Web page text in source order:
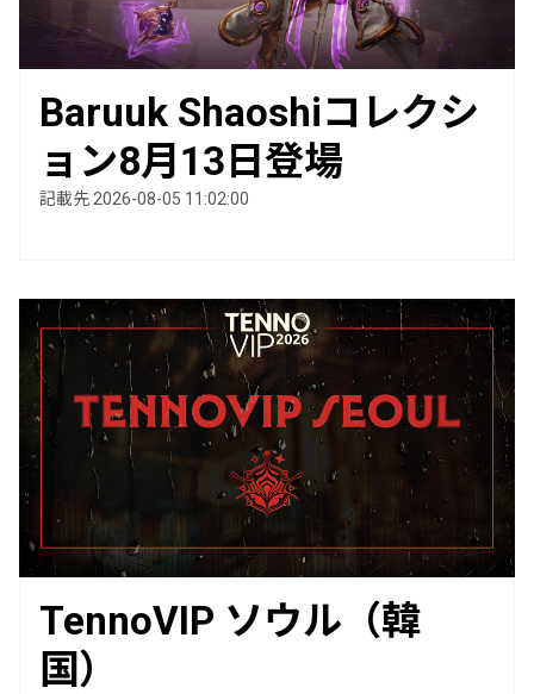
Baruuk Shaoshiコレクシ
ョン8月13日登場
記載先 2026-08-05 11:02:00
TennoVIP ソウル（韓
国）